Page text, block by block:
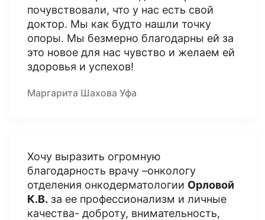
почувствовали, что у нас есть свой
доктор. Мы как будто нашли точку
опоры. Мы безмерно благодарны ей за
это новое для нас чувство и желаем ей
здоровья и успехов!
Маргарита Шахова Уфа
Хочу выразить огромную
благодарность врачу –онкологу
отделения онкодерматологии Орловой
К.В. за ее профессионализм и личные
качества- доброту, внимательность,